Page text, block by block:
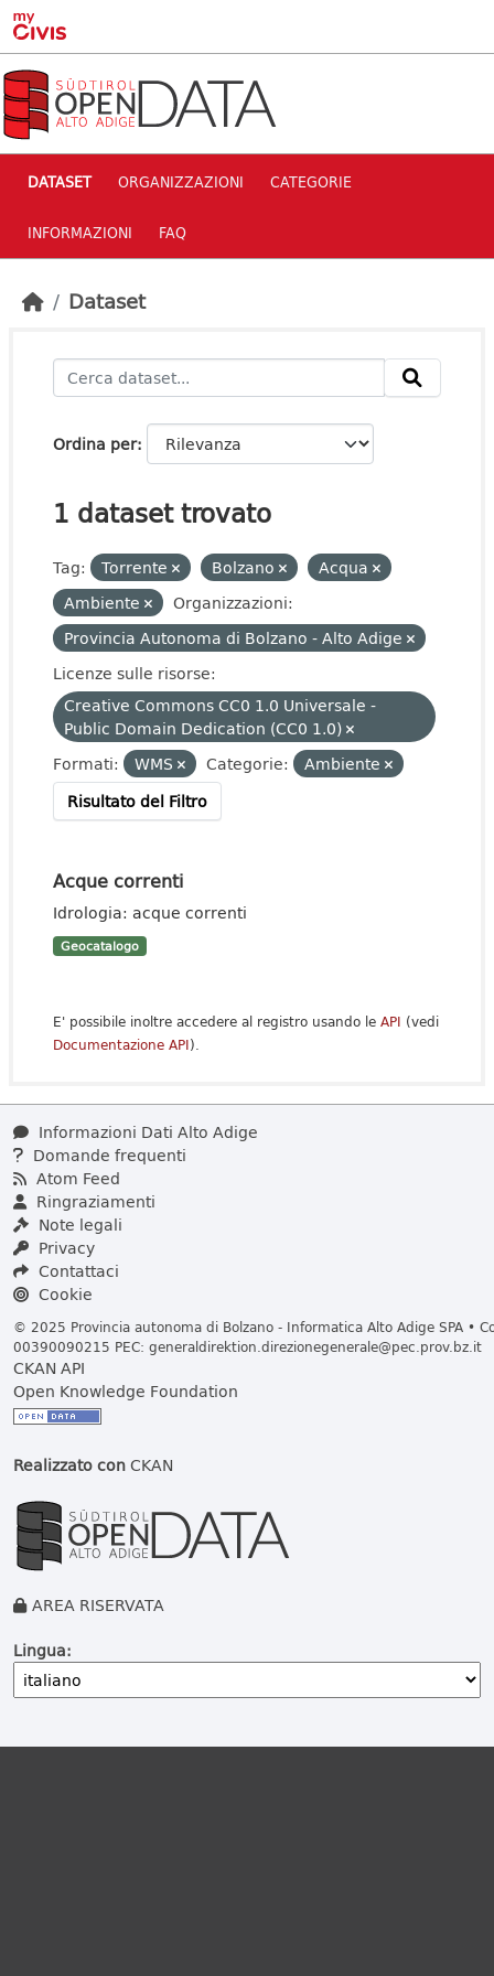
Skip to main content
DATASET ORGANIZZAZIONI CATEGORIE
INFORMAZIONI FAQ
Dataset
Ordina per
1 dataset trovato
Tag: Torrente Bolzano
Acqua
Ambiente
Organizzazioni:
Provincia Autonoma di Bolzano - Alto Adige
Licenze sulle risorse:
Creative Commons CC0 1.0 Universale -
Public Domain Dedication (CC0 1.0)
Formati:
WMS Categorie:
Ambiente
Risultato del Filtro
Acque correnti
Idrologia: acque correnti
Geocatalogo
E' possibile inoltre accedere al registro usando le API (vedi
Documentazione API).
Informazioni Dati Alto Adige
Domande frequenti
Atom Feed
Ringraziamenti
Note legali
Privacy
Contattaci
Cookie
© 2025 Provincia autonoma di Bolzano - Informatica Alto Adige SPA •
00390090215 PEC: generaldirektion.direzionegenerale@pec.prov.bz.it
CKAN API
Open Knowledge Foundation
Realizzato conCKAN
AREA RISERVATA
Lingua